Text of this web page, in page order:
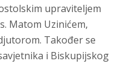
upraviteljem
Matom Uzinićem,
Također se
i Biskupijskog